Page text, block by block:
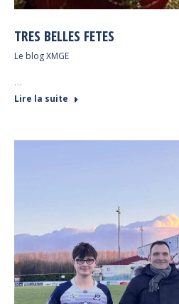
TRES BELLES FETES
Le blog XMGE
…
Lire la suite